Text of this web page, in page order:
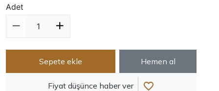
Adet
Sepete ekle Hemen al
Fiyat düşünce haber ver